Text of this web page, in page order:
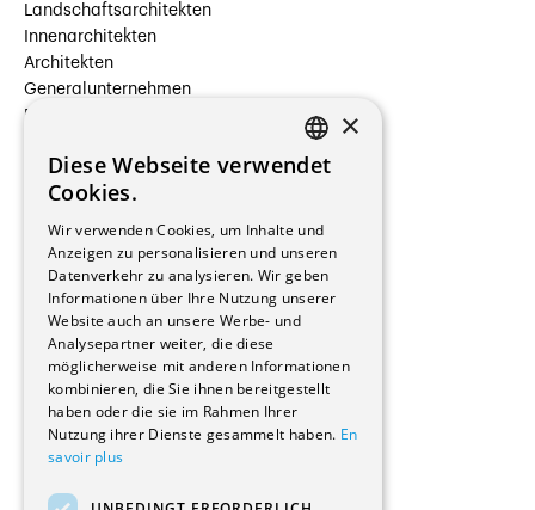
Landschaftsarchitekten
Innenarchitekten
Architekten
Generalunternehmen
Beauftragte Unternehmen
Hersteller/Lieferanten
Bauherrschaften
Immobilienverwaltungsgesellschaften
Stockwerkeigentum
Reportagen
Wohnungen
Renovierungen
Innere Umbauten
Gastgewerbe und Tourismus
Verwaltungsgebäude und Geschäfte
Schuleinrichtungen
Medizinische Einrichtungen
FRENCH
×
Diese Webseite verwendet
Cookies.
Wir verwenden Cookies, um Inhalte und
Anzeigen zu personalisieren und unseren
Datenverkehr zu analysieren. Wir geben
Informationen über Ihre Nutzung unserer
Website auch an unsere Werbe- und
Analysepartner weiter, die diese
möglicherweise mit anderen Informationen
kombinieren, die Sie ihnen bereitgestellt
haben oder die sie im Rahmen Ihrer
Nutzung ihrer Dienste gesammelt haben. En
savoir plus